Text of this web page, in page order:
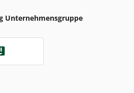
Unternehmensgruppe